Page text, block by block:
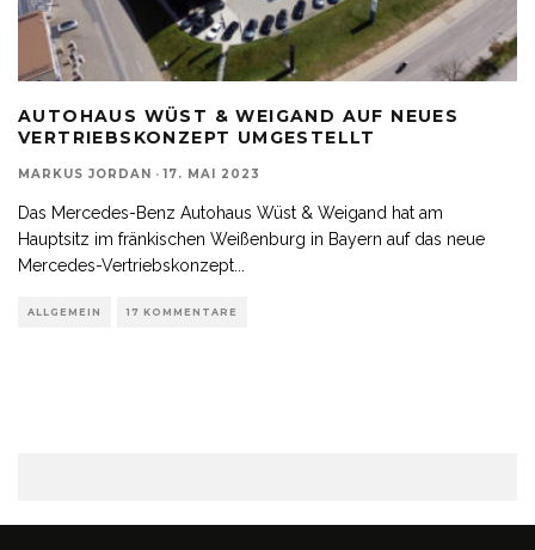
AUTOHAUS WÜST & WEIGAND AUF NEUES
VERTRIEBSKONZEPT UMGESTELLT
MARKUS JORDAN · 17. MAI 2023
Das Mercedes-Benz Autohaus Wüst & Weigand hat am
Hauptsitz im fränkischen Weißenburg in Bayern auf das neue
Mercedes-Vertriebskonzept
ALLGEMEIN 17 KOMMENTARE